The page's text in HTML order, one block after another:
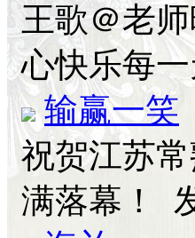
王歌＠老
心快乐每
输赢一笑
祝贺江苏
满落幕！